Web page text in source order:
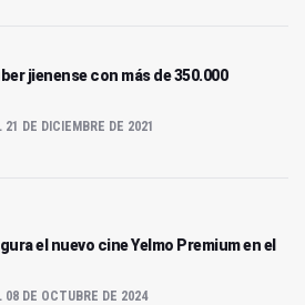
jienense con más de 350.000
21 DE DICIEMBRE DE 2021
el nuevo cine Yelmo Premium en el
08 DE OCTUBRE DE 2024